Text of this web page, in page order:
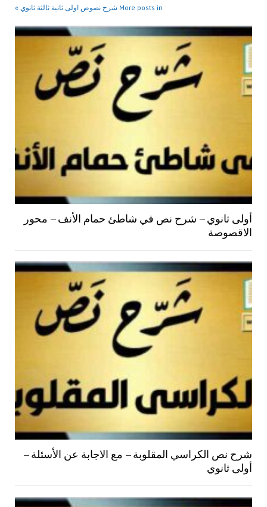
More posts in شرح نصوص اولى ثانية ثالثة ثانوي »
أولى ثانوي – شرح نص في شاطئ حمام الأنف – محور
الاقصوصة
شرح نص الكراسي المقلوبة – مع الاجابة عن الأسئلة –
أولى ثانوي